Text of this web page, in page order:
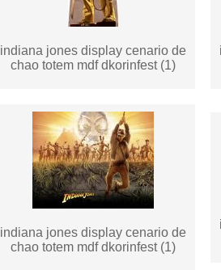
indiana jones display cenario de
chao totem mdf dkorinfest (1)
indiana jones display cenario de
chao totem mdf dkorinfest (1)